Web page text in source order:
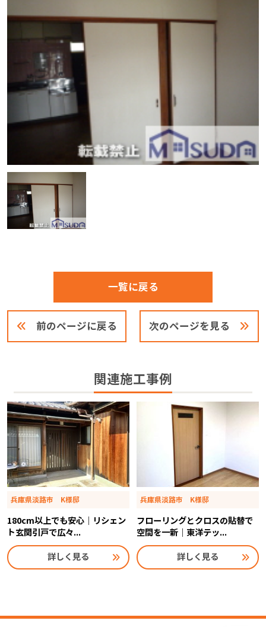
前のページに戻る
一覧に戻る
次のページを見る
関連施工事例
兵庫県淡路市 K様邸
180cm以上でも安心｜リシェン
ト玄関引戸で広々...
詳しく見る
兵庫県淡路市 K様邸
フローリングとクロスの貼替で
空間を一新｜東洋テッ...
詳しく見る